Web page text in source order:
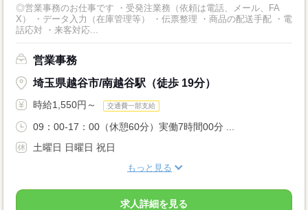
◎営業事務のお仕事です ・受発注業務（依頼は電話、メール、FA
X） ・データ入力（在庫管理等） ・伝票整理 ・商品の配送手配 ・電
話応対 ・来客対応...
営業事務
埼玉県越谷市/南越谷駅（徒歩 19分）
時給1,550円～ 交通費一部支給
09：00-17：00（休憩60分）実働7時間00分 ...
土曜日 日曜日 祝日
もっと見る
求人詳細を見る